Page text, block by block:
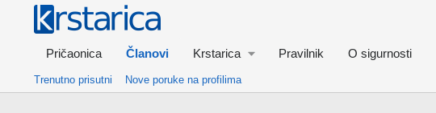
Pričaonica Članovi Krstarica Pravilnik O sigurnosti
Trenutno prisutni Nove poruke na profilima